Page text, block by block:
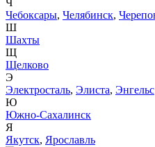
Ч
Чебоксары, Челябинск,
Ш
Шахты
Щ
Щелково
Э
Электросталь, Элиста, Энгельс
Ю
Южно-Сахалинск
Я
Якутск, Ярославль